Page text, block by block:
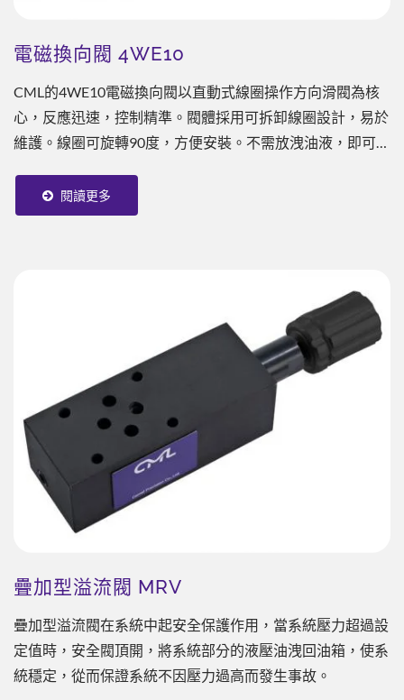
電磁換向閥 4WE10
CML的4WE10電磁換向閥以直動式線圈操作方向滑閥為核
心，反應迅速，控制精準。閥體採用可拆卸線圈設計，易於
維護。線圈可旋轉90度，方便安裝。不需放洩油液，即可更
DIN等國際標準。10通徑尺寸，接線盒與插頭式線圈兩種配
電方式，適用於50...
閱讀更多
疊加型溢流閥 MRV
疊加型溢流閥在系統中起安全保護作用，當系統壓力超過設
定值時，安全閥頂開，將系統部分的液壓油洩回油箱，使系
統穩定，從而保證系統不因壓力過高而發生事故。